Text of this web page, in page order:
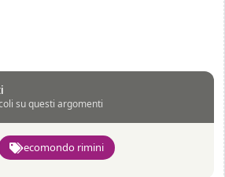
su questi argomenti
ecomondo rimini